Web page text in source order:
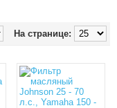
На странице: